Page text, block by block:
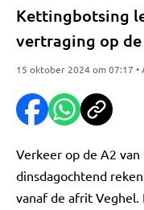
Kettingbotsing
vertraging op de
15 oktober 2024 om 07:17
Verkeer op de A2
dinsdagochtend
vanaf de afrit